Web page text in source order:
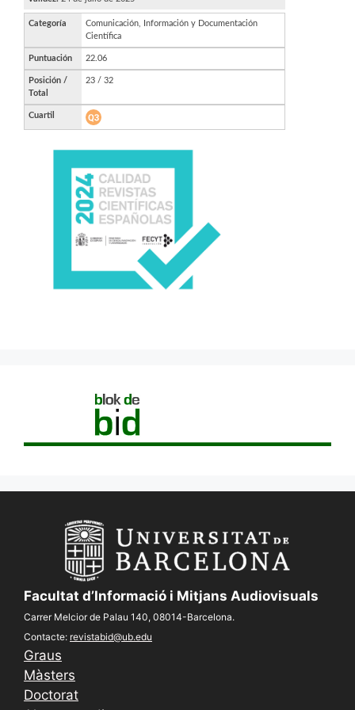
Facultat d’Informació i Mitjans Audiovisuals
Carrer Melcior de Palau 140, 08014-Barcelona.
Contacte: revistabid@ub.edu
Graus
Màsters
Doctorat